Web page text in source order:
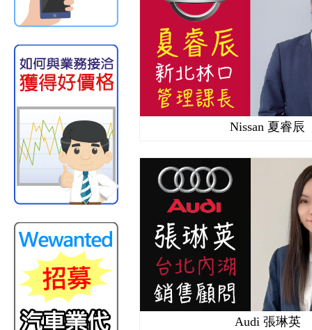
Nissan 夏睿辰
Audi 張琳英